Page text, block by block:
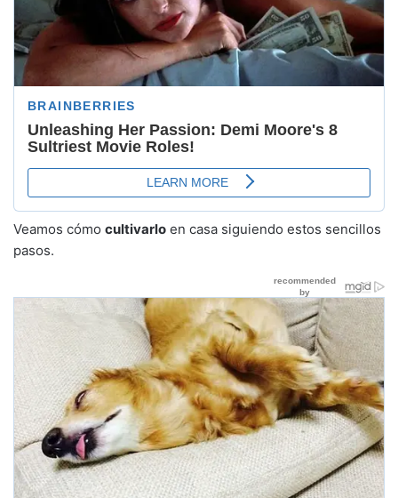
Veamos cómo cultivarlo en casa siguiendo estos sencillos
pasos.